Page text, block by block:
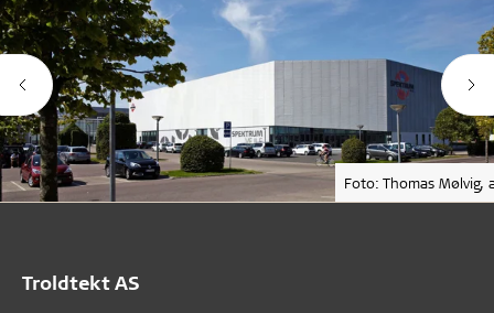
Foto: Thomas Mølvig,
Troldtekt AS